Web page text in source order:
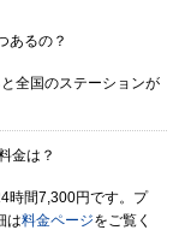
あるの？
全国のステーションが
金は？
時間7,300円です。プ
は料金ページをご覧く